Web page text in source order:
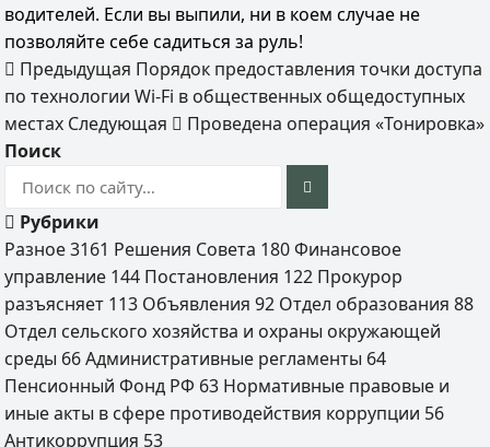
водителей. Если вы выпили, ни в коем случае не
позволяйте себе садиться за руль!
Предыдущая Порядок предоставления точки доступа
по технологии Wi-Fi в общественных общедоступных
местах Следующая
Проведена операция «Тонировка»
Поиск
Рубрики
Разное3161 Решения Совета 180 Финансовое
управление 144 Постановления 122 Прокурор
разъясняет 113 Объявления92 Отдел образования88
Отдел сельского хозяйства и охраны окружающей
среды 66 Административные регламенты 64
Пенсионный Фонд РФ 63 Нормативные правовые и
иные акты в сфере противодействия коррупции 56
Антикоррупция 53